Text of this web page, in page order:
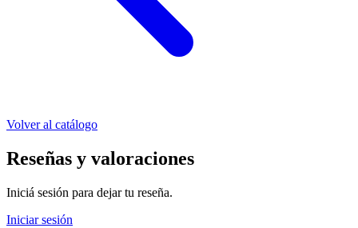
Volver al catálogo
Reseñas y valoraciones
Iniciá sesión para dejar tu reseña.
Iniciar sesión